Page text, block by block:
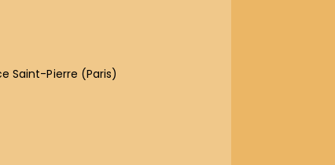
Saint-Pierre (Paris)